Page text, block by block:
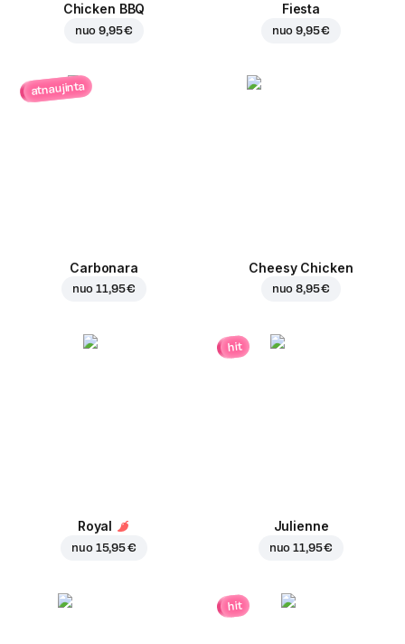
Chicken BBQ
nuo9,95 €
Fiesta
nuo9,95 €
atnaujinta
Carbonara
nuo11,95 €
Cheesy Chicken
nuo8,95 €
Royal
nuo 15,95 €
hit
Julienne
nuo11,95 €
hit